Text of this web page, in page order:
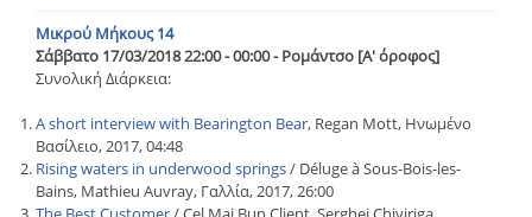
Μικρού Μήκους 14
Σάββατο 17/03/2018 22:00 - 00:00 - Ρομάντσο [Α' όροφος]
Συνολική Διάρκεια:
A short interview with Bearington Bear, Regan Mott, Ηνωμένο
Βασίλειο, 2017, 04:48
Rising waters in underwood springs/ Déluge à Sous-Bois-les-
Bains, Mathieu Auvray, Γαλλία, 2017, 26:00